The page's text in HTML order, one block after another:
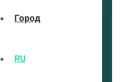
Город
RU